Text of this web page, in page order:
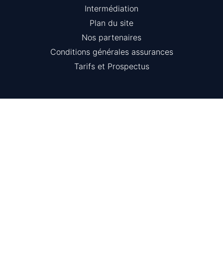
Intermédiation
Plan du site
Nos partenaires
Conditions générales assurances
Tarifs et Prospectus